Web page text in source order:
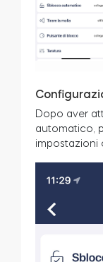
Dopo aver
automatico,
impostazioni